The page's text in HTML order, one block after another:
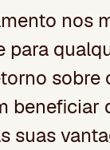
nos
para
sobre
beneficiar
suas